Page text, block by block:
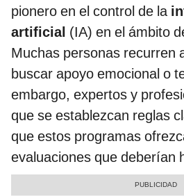
pionero en el control de la
artificial (IA) en el ámbito
Muchas personas recurren
buscar apoyo emocional o
embargo, expertos y
que se establezcan reglas
que estos programas
evaluaciones que deberían